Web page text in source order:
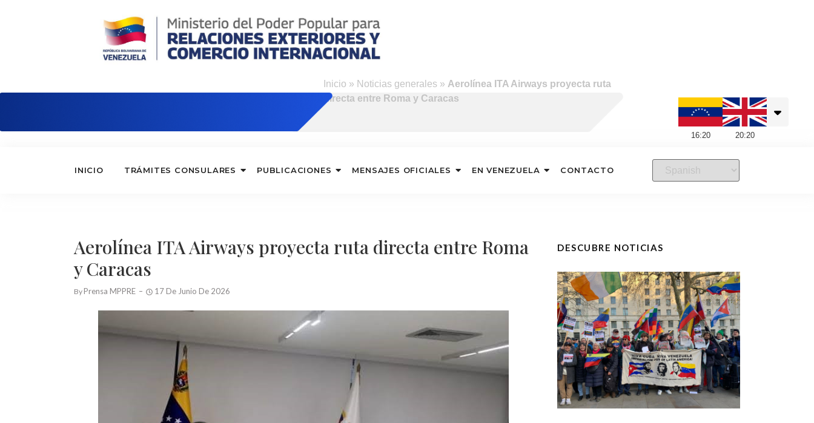
Inicio » Noticias generales » Aerolínea ITA Airways proyecta ruta
directa entre Roma y Caracas
16:20 20:20
INICIO TRÁMITES CONSULARES PUBLICACIONES MENSAJES OFICIALES EN VENEZUELA CONTACTO
Aerolínea ITA Airways proyecta ruta directa entre Roma
y Caracas
By Prensa MPPRE 17 De Junio De 2026
DESCUBRE NOTICIAS